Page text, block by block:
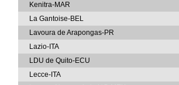
Kenitra-MAR
La Gantoise-BEL
Lavoura de Arapongas-PR
Lazio-ITA
LDU de Quito-ECU
Lecce-ITA